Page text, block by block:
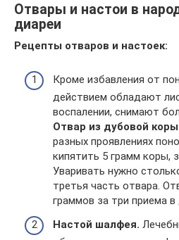
Отвары и настои в
диареи
Рецепты отваров и настоек:
Кроме избавления от
действием обладают
воспалении, снимают
Отвар из дубовой
разных проявлениях
кипятить 5 грамм коры,
Уваривать нужно
третья часть отвара.
граммов за три приема в
Настой шалфея.